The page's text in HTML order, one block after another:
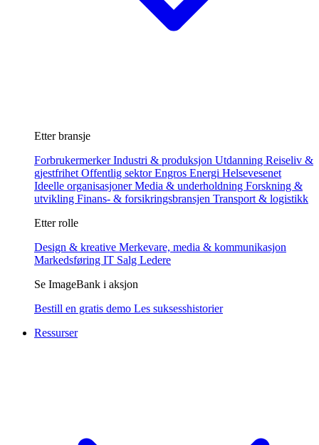
Etter bransje
ForbrukermerkerIndustri & produksjon Utdanning Reiseliv &
gjestfrihet Offentlig sektorEngros Energi Helsevesenet
Ideelle organisasjonerMedia & underholdning Forskning &
utvikling Finans- & forsikringsbransjen Transport & logistikk
Etter rolle
Design & kreative Merkevare, media & kommunikasjon
Markedsføring IT Salg Ledere
Se ImageBank i aksjon
Bestill en gratis demo Les suksesshistorier
Ressurser